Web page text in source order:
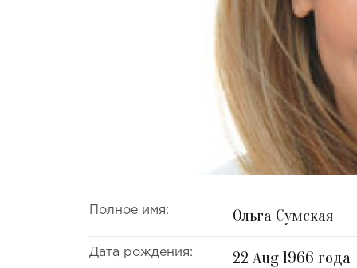
Полное имя: Ольга Сумская
Дата рождения: 22 Aug 1966 года